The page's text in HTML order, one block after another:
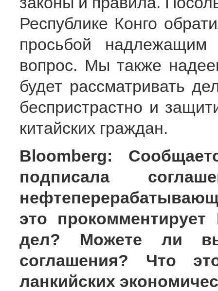
Республике Конго
просьбой надлежащим
вопрос. Мы также
будет рассматривать
беспристрастно и
китайских граждан.
Bloomberg:
подписала
это
дел? Можете ли
соглашения? Что
ланкийских